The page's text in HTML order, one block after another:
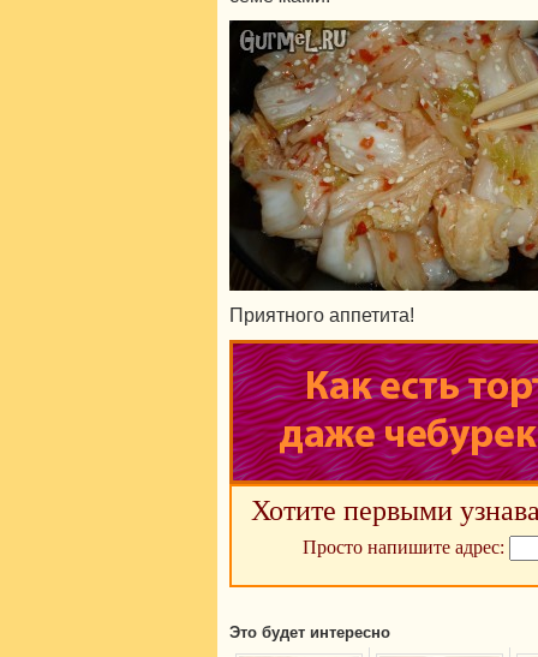
Приятного аппетита!
Хотите первыми
Просто напишите адрес:
Это будет интересно